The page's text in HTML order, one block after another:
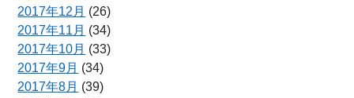
2017年12月 (26)
2017年11月 (34)
2017年10月 (33)
2017年9月 (34)
2017年8月 (39)